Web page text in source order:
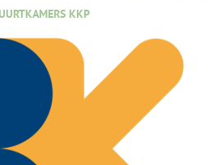
KKP